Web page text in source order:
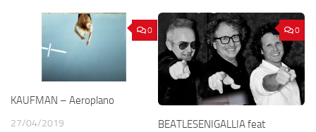
0
KAUFMAN – Aeroplano
27/04/2019
0
BEATLESENIGALLIA feat